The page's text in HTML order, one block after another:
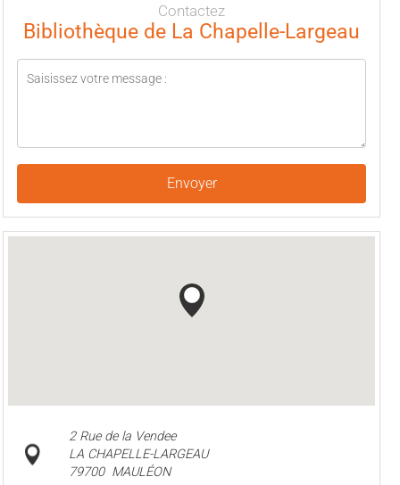
Contactez
Bibliothèque de La Chapelle-Largeau
Envoyer
2 Rue de la Vendee
LA CHAPELLE-LARGEAU
79700 MAULÉON